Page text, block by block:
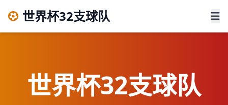
世界杯32支球队
世界杯32支球队